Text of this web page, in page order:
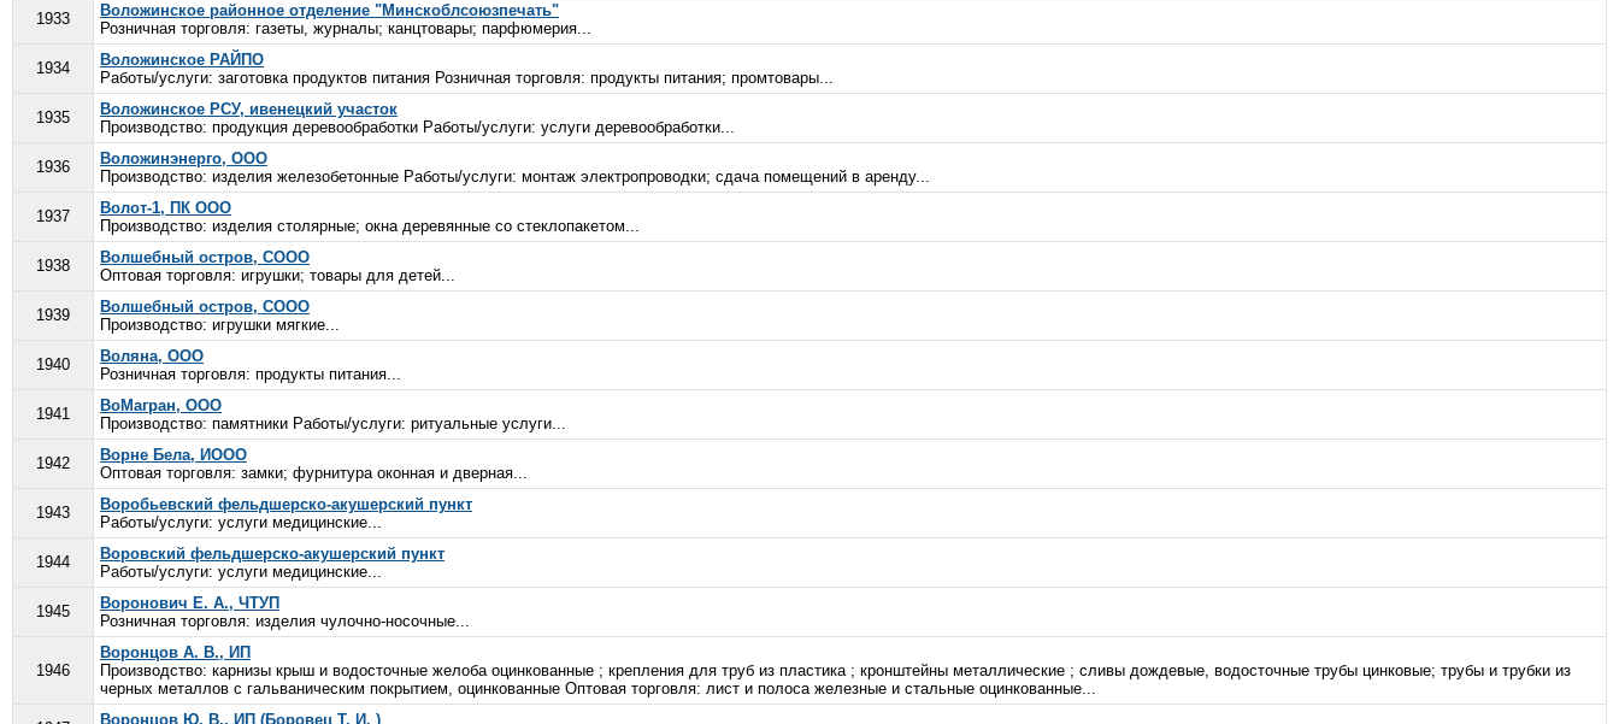
1933
Воложинское районное отделение "Минскоблсоюзпечать"
Розничная торговля: газеты, журналы; канцтовары; парфюмерия...
1934
Воложинское РАЙПО
Работы/услуги: заготовка продуктов питания Розничная торговля: продукты питания; промтовары...
1935
Воложинское РСУ, ивенецкий участок
Производство: продукция деревообработки Работы/услуги: услуги деревообработки...
1936
Воложинэнерго, ООО
Производство: изделия железобетонные Работы/услуги: монтаж электропроводки; сдача помещений в аренду...
1937
Волот-1, ПК ООО
Производство: изделия столярные; окна деревянные со стеклопакетом...
1938
Волшебный остров, СООО
Оптовая торговля: игрушки; товары для детей...
1939
Волшебный остров, СООО
Производство: игрушки мягкие...
1940
Воляна, ООО
Розничная торговля: продукты питания...
1941
ВоМагран, ООО
Производство: памятники Работы/услуги: ритуальные услуги...
1942
Ворне Бела, ИООО
Оптовая торговля: замки; фурнитура оконная и дверная...
1943
Воробьевский фельдшерско-акушерский пункт
Работы/услуги: услуги медицинские...
1944
Воровский фельдшерско-акушерский пункт
Работы/услуги: услуги медицинские...
1945
Воронович Е. А., ЧТУП
Розничная торговля: изделия чулочно-носочные...
1946
Воронцов А. В., ИП
Производство: карнизы крыш и водосточные желоба оцинкованные ; крепления для труб из пластика ; кронштейны металлические ; сливы дождевые, водосточные трубы цинковые; трубы и трубки из
черных металлов с гальваническим покрытием, оцинкованные Оптовая торговля: лист и полоса железные и стальные оцинкованные...
Воронцов Ю. В., ИП (Боровец Т. И. )